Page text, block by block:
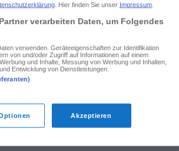
"Remus"
. Hier finden Sie unser Impressum.
verarbeiten Daten, um Folgendes
verwenden. Geräteeigenschaften zur Identifikation
von und/oder Zugriff auf Informationen auf einem
und Inhalte, Messung von Werbung und Inhalten,
Entwicklung von Dienstleistungen.
Akzeptieren